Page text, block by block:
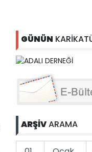
GÜNÜN
ARŞİVARAMA